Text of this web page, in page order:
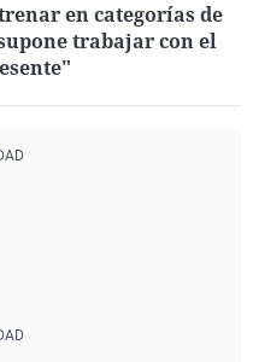
en categorías de
trabajar con el